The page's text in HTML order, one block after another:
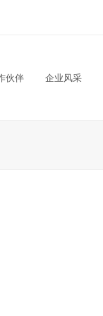
伙伴 企业风采